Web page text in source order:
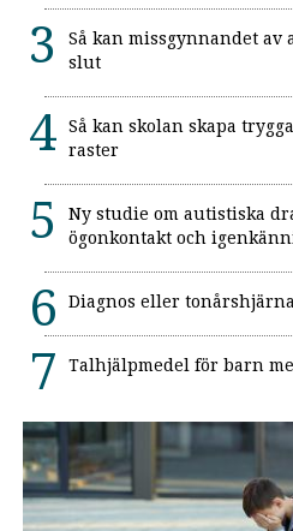
Så kan missgynnandet av
slut
Så kan skolan skapa
raster
Ny studie om autistiska
ögonkontakt och
Diagnos eller
Talhjälpmedel för barn